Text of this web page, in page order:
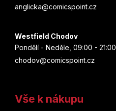
anglicka@comicspoint.cz
Westfield Chodov
Pondělí - Neděle, 09:00 - 21:00
chodov@comicspoint.cz
Vše k nákupu